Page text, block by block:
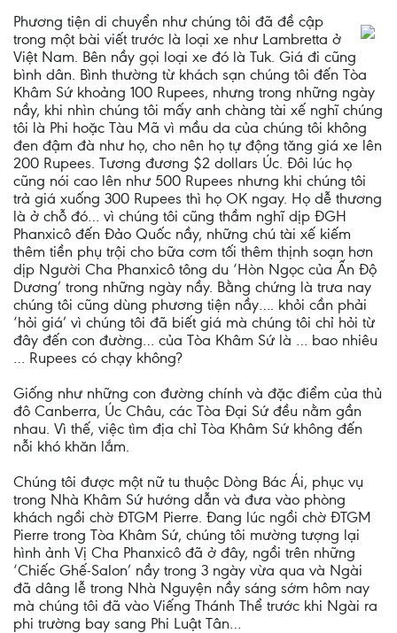
Phương tiện di chuyển như chúng tôi đã đề cập
trong một bài viết trước là loại xe như Lambretta ở
Việt Nam. Bên nầy gọi loại xe đó là Tuk. Giá đi cũng
bình dân. Bình thường từ khách sạn chúng tôi đến Tòa
Khâm Sứ khoảng 100 Rupees, nhưng trong những ngày
nầy, khi nhìn chúng tôi mấy anh chàng tài xế nghĩ chúng
tôi là Phi hoặc Tàu Mã vì mầu da của chúng tôi không
đen đậm đà như họ, cho nên họ tự động tăng giá xe lên
200 Rupees. Tương đương $2 dollars Úc. Đôi lúc họ
cũng nói cao lên như 500 Rupees nhưng khi chúng tôi
trả giá xuống 300 Rupees thì họ OK ngay. Họ dễ thương
là ở chỗ đó… vì chúng tôi cũng thầm nghĩ dịp ĐGH
Phanxicô đến Đảo Quốc nầy, những chú tài xế kiếm
thêm tiền phụ trội cho bữa cơm tối thêm thịnh soạn hơn
dịp Người Cha Phanxicô tông du ‘Hòn Ngọc của Ấn Độ
Dương’ trong những ngày nầy. Bằng chứng là trưa nay
chúng tôi cũng dùng phương tiện nầy…. khỏi cần phải
‘hỏi giá’ vì chúng tôi đã biết giá mà chúng tôi chỉ hỏi từ
đây đến con đường… của Tòa Khâm Sứ là … bao nhiêu
… Rupees có chạy không?
Giống như những con đường chính và đặc điểm của thủ
đô Canberra, Úc Châu, các Tòa Đại Sứ đều nằm gần
nhau. Vì thế, việc tìm địa chỉ Tòa Khâm Sứ không đến
nỗi khó khăn lắm.
Chúng tôi được một nữ tu thuộc Dòng Bác Ái, phục vụ
trong Nhà Khâm Sứ hướng dẫn và đưa vào phòng
khách ngồi chờ ĐTGM Pierre. Đang lúc ngồi chờ ĐTGM
Pierre trong Tòa Khâm Sứ, chúng tôi mường tượng lại
hình ảnh Vị Cha Phanxicô đã ở đây, ngồi trên những
‘Chiếc Ghế-Salon’ nầy trong 3 ngày vừa qua và Ngài
đã dâng lễ trong Nhà Nguyện nầy sáng sớm hôm nay
mà chúng tôi đã vào Viếng Thánh Thể trước khi Ngài ra
phi trường bay sang Phi Luật Tân…